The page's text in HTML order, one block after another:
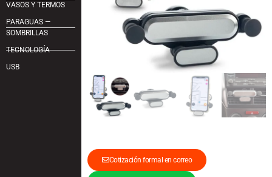
VASOS Y TERMOS
PARAGUAS —
SOMBRILLAS
TECNOLOGÍA
USB
Cotización formal en correo